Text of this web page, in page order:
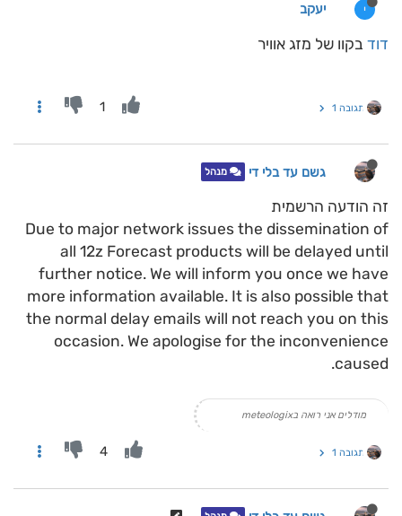
י יעקב
דוד בקוו של מזג אוויר
תגובה 1 1
גשם עד בלי די מנהל
זה הודעה הרשמית
Due to major network issues the dissemination of
all 12z Forecast products will be delayed until
further notice. We will inform you once we have
more information available. It is also possible that
the normal delay emails will not reach you on this
occasion. We apologise for the inconvenience
caused.
מודלים אני רואה בmeteologix
תגובה 1 4